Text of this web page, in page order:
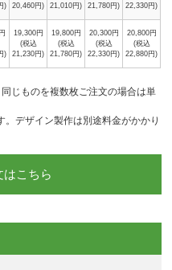
)
20,460円)
21,010円)
21,780円)
22,330円)
)
19,300円
(税込
21,230円)
19,800円
(税込
21,780円)
20,300円
(税込
22,330円)
20,800円
(税込
22,880円)
じものを複数枚ご注文の場合は単
デザイン製作は別途料金がかかり
こちら